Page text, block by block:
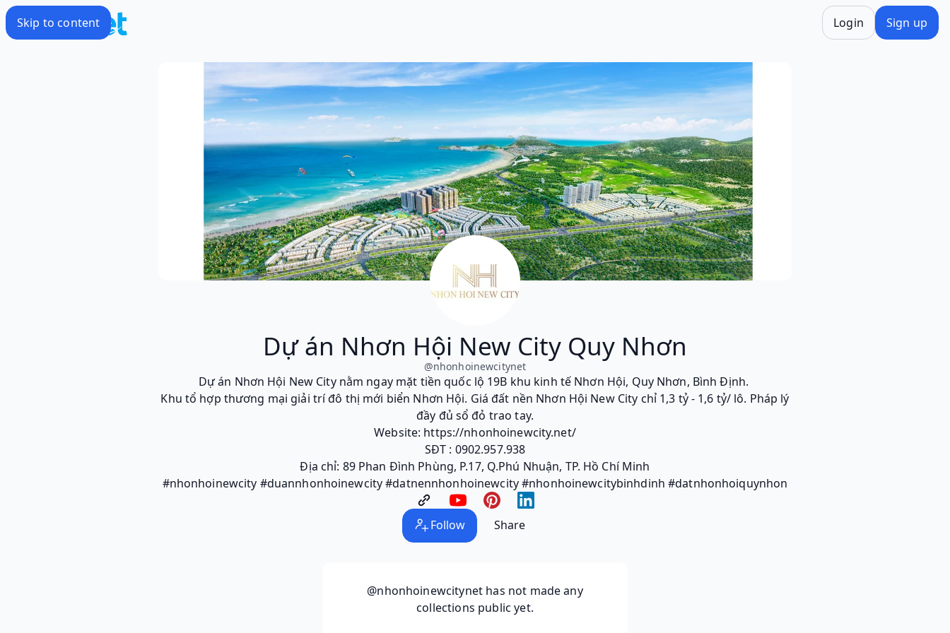
Skip to content Login Sign up
Dự án Nhơn Hội New City Quy Nhơn
@nhonhoinewcitynet
Dự án Nhơn Hội New City nằm ngay mặt tiền quốc lộ 19B khu kinh tế Nhơn Hội, Quy Nhơn, Bình Định.
Khu tổ hợp thương mại giải trí đô thị mới biển Nhơn Hội. Giá đất nền Nhơn Hội New City chỉ 1,3 tỷ - 1,6 tỷ/ lô. Pháp lý
đầy đủ sổ đỏ trao tay.
Website: https://nhonhoinewcity.net/
SĐT : 0902.957.938
Địa chỉ: 89 Phan Đình Phùng, P.17, Q.Phú Nhuận, TP. Hồ Chí Minh
#nhonhoinewcity #duannhonhoinewcity #datnennhonhoinewcity #nhonhoinewcitybinhdinh #datnhonhoiquynhon
Follow Share
@nhonhoinewcitynet has not made any
collections public yet.